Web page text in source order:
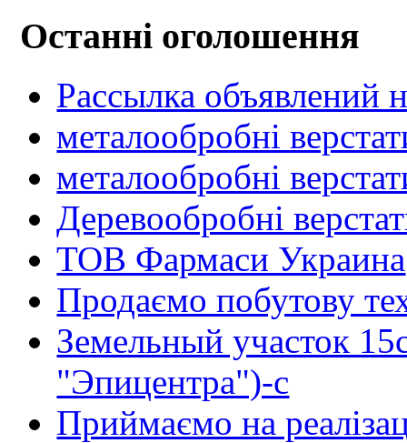
Останні оголошення
Рассылка объявлений
металообробні
металообробні
Деревообробні
ТОВ Фармаси Украина
Продаємо побутову
Земельный участок
"Эпицентра")-с
Приймаємо на